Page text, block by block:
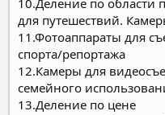
для путешествий.
11.Фотоаппараты для
спорта/репортажа
12.Камеры для
семейного
13.Деление по цене